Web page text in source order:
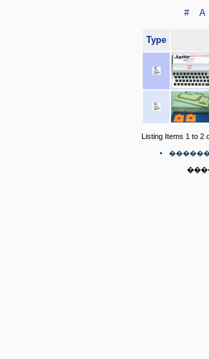
# A
Type
Listing Items 1 to 2